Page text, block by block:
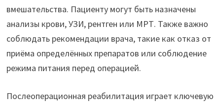
вмешательства. Пациенту могут быть назначены
анализы крови, УЗИ, рентген или МРТ. Также важно
соблюдать рекомендации врача, такие как отказ от
приёма определённых препаратов или соблюдение
режима питания перед операцией.
Послеоперационная реабилитация играет ключевую